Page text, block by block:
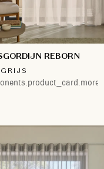
REBORN